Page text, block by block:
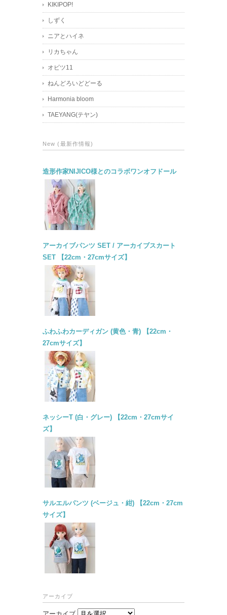
KIKIPOP!
しずく
ニアとハイネ
リカちゃん
オビツ11
ねんどろいどどーる
Harmonia bloom
TAEYANG(テヤン)
New (最新作情報)
造形作家NIJICO様とのコラボワンオフドール
アーカイブパンツ SET / アーカイブスカート
SET 【22cm・27cmサイズ】
ふわふわカーディガン (黄色・青) 【22cm・
27cmサイズ】
ネッシーT (白・グレー) 【22cm・27cmサイ
ズ】
サルエルパンツ (ベージュ・紺) 【22cm・27cm
サイズ】
アーカイブ